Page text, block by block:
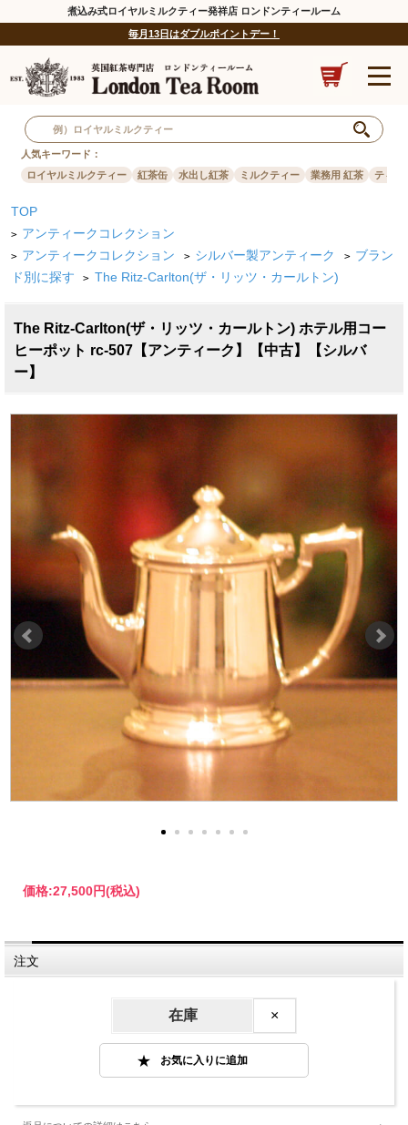
煮込み式ロイヤルミルクティー発祥店 ロンドンティールーム
毎月13日はダブルポイントデー！
人気キーワード：
ロイヤルミルクティー
紅茶缶 水出し紅茶 ミルクティー 業務用 紅茶 ティー
TOP
> アンティークコレクション
> アンティークコレクション > シルバー製アンティーク > ブラン
ド別に探す
> The Ritz-Carlton(ザ・リッツ・カールトン)
The Ritz-Carlton(ザ・リッツ・カールトン) ホテル用コー
ヒーポット rc-507【アンティーク】【中古】【シルバ
ー】
価格:27,500円(税込)
注文
在庫 ×